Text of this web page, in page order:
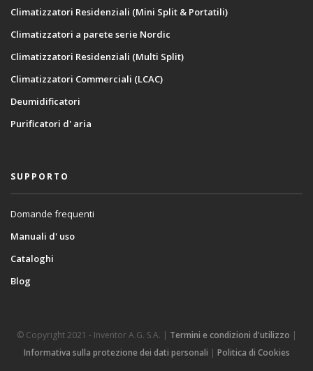
Climatizzatori Residenziali (Mini Split & Portatili)
Climatizzatori a parete serie Nordic
Climatizzatori Residenziali (Multi Split)
Climatizzatori Commerciali (LCAC)
Deumidificatori
Purificatori d' aria
SUPPORTO
Domande frequenti
Manuali d' uso
Cataloghi
Blog
© Copyright 2021 - Inventor A.G. S.A. | Termini e condizioni d'utilizzo |
Informativa sulla protezione dei dati personali | Politica di Cookies